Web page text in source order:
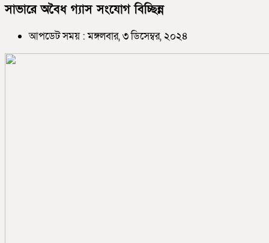
সাভারে অবৈধ গ্যাস সংযোগ বিচ্ছিন্ন
আপডেট সময় : মঙ্গলবার, ৩ ডিসেম্বর, ২০২৪